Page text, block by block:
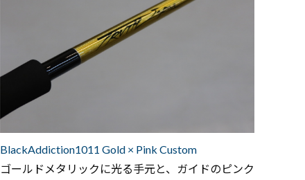
BlackAddiction1011 Gold × Pink Custom
ゴールドメタリックに光る手元と、ガイドのピンク